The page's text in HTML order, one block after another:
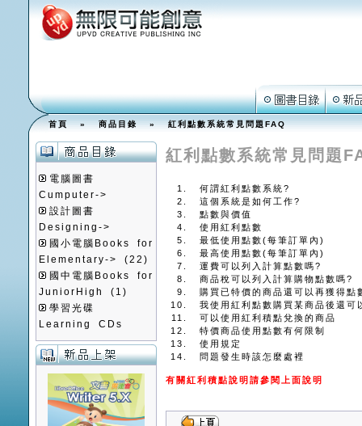
首頁»商品目錄» 紅利點數系統常見問題FAQ
電腦圖書
Cumputer->
設計圖書
Designing->
國小電腦Books for
Elementary->
(22)
國中電腦Books for
JuniorHigh
(1)
學習光碟
Learning CDs
紅利點數系統常見問題
何謂紅利點數系統?
這個系統是如何工作?
點數與價值
使用紅利點數
最低使用點數(每筆訂單內)
最高使用點數(每筆訂單內)
運費可以列入計算點數嗎?
商品稅可以列入計算購物點數嗎?
購買已特價的商品還可以再獲得點
我使用紅利點數購買某商品後還可
可以使用紅利積點兌換的商品
特價商品使用點數有何限制
使用規定
問題發生時該怎麼處裡
有關紅利積點說明請參閱上面說明